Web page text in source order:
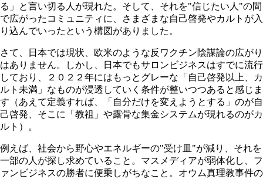
る」と言い切る人が現れた。そして、それを"信じたい人"の間
で広がったコミュニティに、さまざまな自己啓発やカルトが入
り込んでいったという構図がありました。
さて、日本では現状、欧米のような反ワクチン陰謀論の広がり
はありません。しかし、日本でもサロンビジネスはすでに流行
しており、２０２２年にはもっとグレーな「自己啓発以上、カ
ルト未満」なものが浸透していく条件が整いつつあると感じま
す（あえて定義すれば、「自分だけを変えようとする」のが自
己啓発、そこに「教祖」や露骨な集金システムが現れるのがカ
ルト）。
例えば、社会から野心やエネルギーの"受け皿"が減り、それを
一部の人が探し求めていること。マスメディアが弱体化し、フ
ァンビジネスの勝者に便乗しがちなこと。オウム真理教事件の